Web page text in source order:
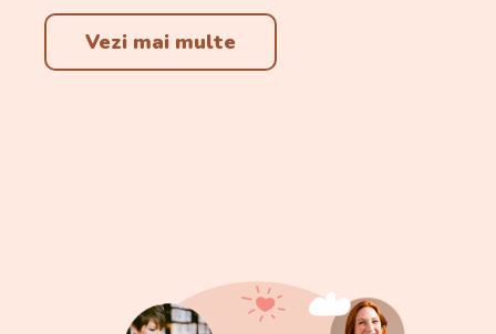
Vezi mai multe